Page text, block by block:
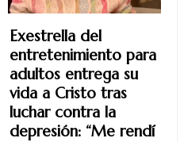
Exestrella del
entretenimiento para
adultos entrega su
vida a Cristo tras
luchar contra la
depresión: “Me rendí